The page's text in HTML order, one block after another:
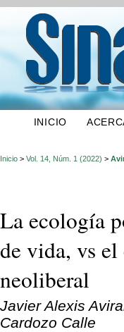
INICIO
Inicio > Vol. 14, Núm. 1 (2022) >
La ecología
de vida, vs
neoliberal
Javier Alexis
Cardozo Calle